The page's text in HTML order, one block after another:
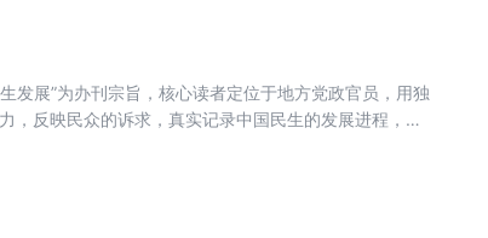
发展”为办刊宗旨，核心读者定位于地方党政官员，用独
，反映民众的诉求，真实记录中国民生的发展进程，力